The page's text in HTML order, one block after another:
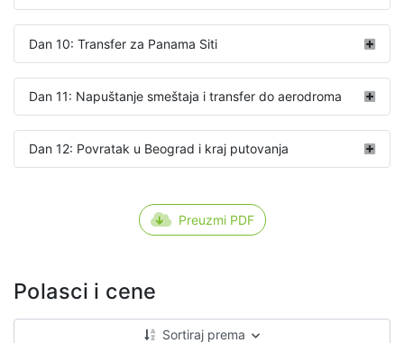
Dan 10: Transfer za Panama Siti
Dan 11: Napuštanje smeštaja i transfer do aerodroma
Dan 12: Povratak u Beograd i kraj putovanja
Preuzmi PDF
Polasci i cene
Sortiraj prema